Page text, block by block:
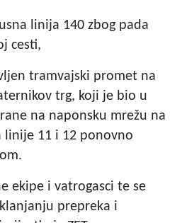
linija 140 zbog pada
cesti,
tramvajski promet na
trg, koji je bio u
na naponsku mrežu na
linije 11 i 12 ponovno
ekipe i vatrogasci te se
prepreka i